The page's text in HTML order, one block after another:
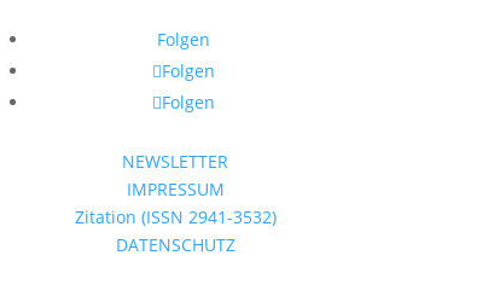
Folgen
Folgen
Folgen
NEWSLETTER
IMPRESSUM
Zitation (ISSN 2941-3532)
DATENSCHUTZ